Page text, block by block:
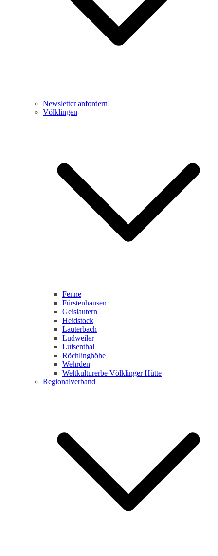
Newsletter anfordern!
Völklingen
Fenne
Fürstenhausen
Geislautern
Heidstock
Lauterbach
Ludweiler
Luisenthal
Röchlinghöhe
Wehrden
Weltkulturerbe Völklinger Hütte
Regionalverband